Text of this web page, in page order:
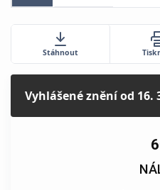
Stáhnout
Vyhlášené zněníod 16.